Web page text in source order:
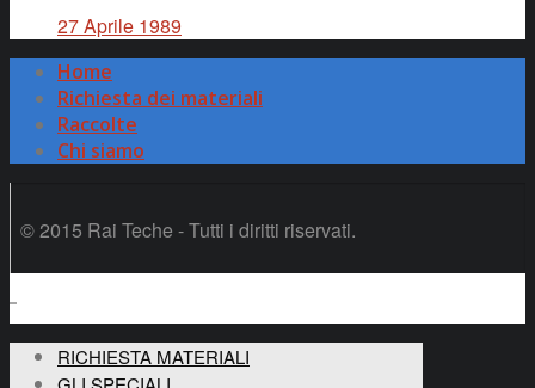
27 Aprile 1989
Home
Richiesta dei materiali
Raccolte
Chi siamo
© 2015 Rai Teche - Tutti i diritti riservati.
RICHIESTA MATERIALI